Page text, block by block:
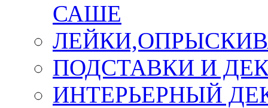
САШЕ
ПОДСТАВКИ И
ИНТЕРЬЕРНЫЙ